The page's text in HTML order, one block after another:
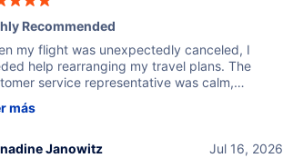
Recommended
my flight was unexpectedly canceled, I
help rearranging my travel plans. The
service representative was calm,
They quickly found alternative flight
appreciate the excellent support and
más
Jul 16, 2026
Janowitz